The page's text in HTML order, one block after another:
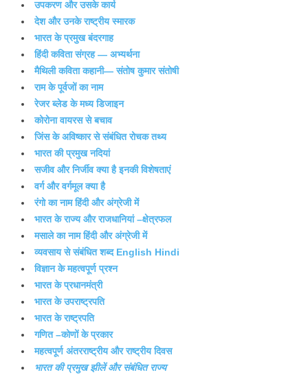
उपकरण और उसके कार्य
देश और उनके राष्ट्रीय स्मारक
भारत के प्रमुख बंदरगाह
हिंदी कविता संग्रह — अभ्यर्थना
मैथिली कविता कहानी— संतोष कुमार संतोषी
राम के पूर्वजों का नाम
रेजर ब्लेड के मध्य डिजाइन
कोरोना वायरस से बचाव
जिंस के अविष्कार से संबंधित रोचक तथ्य
भारत की प्रमुख नदियां
सजीव और निर्जीव क्या है इनकी विशेषताएं
वर्ग और वर्गमूल क्या है
रंगो का नाम हिंदी और अंग्रेजी में
भारत के राज्य और राजधानियां –क्षेत्रफल
मसाले का नाम हिंदी और अंग्रेजी में
व्यवसाय से संबंधित शब्द English Hindi
विज्ञान के महत्वपूर्ण प्रश्न
भारत के प्रधानमंत्री
भारत के उपराष्ट्रपति
भारत के राष्ट्रपति
गणित –कोणों के प्रकार
महत्वपूर्ण अंतरराष्ट्रीय और राष्ट्रीय दिवस
भारत की प्रमुख झीलें और संबंधित राज्य